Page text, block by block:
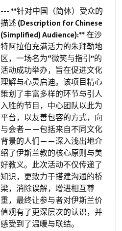
--- **针对中国（简体）受众的
描述 (Description for Chinese
(Simplified) Audience):** 在沙
特阿拉伯充满活力的朱拜勒地
区，一场名为“微笑与指引”的
活动成功举办，旨在促进文化
理解与心灵启迪。该项目精心
策划了丰富多样的环节与引人
入胜的节目，中心团队以此为
平台，以友善包容的方式，向
与会者——包括来自不同文化
背景的人们——深入浅出地介
绍了伊斯兰教的核心原则与美
好教义。此次活动不仅传递了
知识，更致力于搭建沟通的桥
梁，消除误解，增进相互尊
重，最终让参与者对伊斯兰价
值观有了更深层次的认识，并
感受到了温暖与联结。